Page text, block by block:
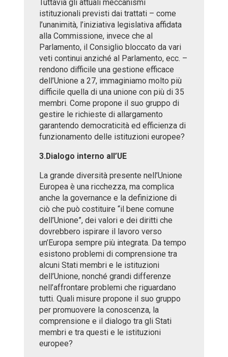
Tuttavia gli attuali meccanismi
istituzionali previsti dai trattati – come
l’unanimità, l’iniziativa legislativa affidata
alla Commissione, invece che al
Parlamento, il Consiglio bloccato da vari
veti continui anziché al Parlamento, ecc. –
rendono difficile una gestione efficace
dell’Unione a 27, immaginiamo molto più
difficile quella di una unione con più di 35
membri. Come propone il suo gruppo di
gestire le richieste di allargamento
garantendo democraticità ed efficienza di
funzionamento delle istituzioni europee?
3.Dialogo interno all’UE
La grande diversità presente nell’Unione
Europea è una ricchezza, ma complica
anche la governance e la definizione di
ciò che può costituire “il bene comune
dell’Unione”, dei valori e dei diritti che
dovrebbero ispirare il lavoro verso
un’Europa sempre più integrata. Da tempo
esistono problemi di comprensione tra
alcuni Stati membri e le istituzioni
dell’Unione, nonché grandi differenze
nell’affrontare problemi che riguardano
tutti. Quali misure propone il suo gruppo
per promuovere la conoscenza, la
comprensione e il dialogo tra gli Stati
membri e tra questi e le istituzioni
europee?